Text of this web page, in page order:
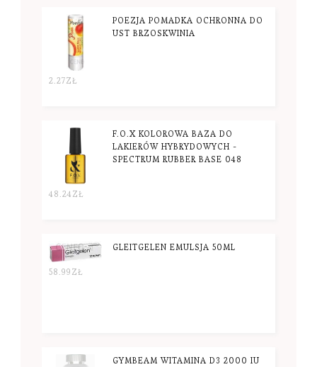
POEZJA POMADKA OCHRONNA DO
UST BRZOSKWINIA
2.27ZŁ
F.O.X KOLOROWA BAZA DO
LAKIERÓW HYBRYDOWYCH -
SPECTRUM RUBBER BASE 048
48.24 ZŁ
GLEITGELEN EMULSJA 50ML
58.99 ZŁ
GYMBEAM WITAMINA D3 2000 IU